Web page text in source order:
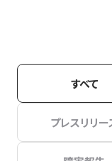
すべて
プレスリリー